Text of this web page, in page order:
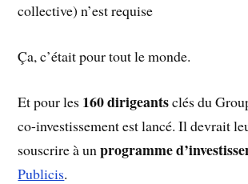
collective) n’est requise
Ça, c’était pour tout le monde.
Et pour les 160 dirigeantsclés du
co-investissement est lancé. Il devrait
souscrire à unprogramme
Publicis.